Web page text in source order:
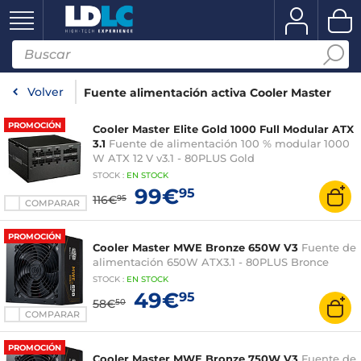
Volver Fuente alimentación activa Cooler Master
PROMOCIÓN
COMPARAR
Cooler Master Elite Gold 1000 Full Modular ATX
3.1 Fuente de alimentación 100 % modular 1000
W ATX 12 V v3.1 - 80PLUS Gold
STOCK : EN STOCK
116€95 99€95
PROMOCIÓN
COMPARAR
Cooler Master MWE Bronze 650W V3 Fuente de
alimentación 650W ATX3.1 - 80PLUS Bronce
STOCK : EN STOCK
58€50 49€95
PROMOCIÓN